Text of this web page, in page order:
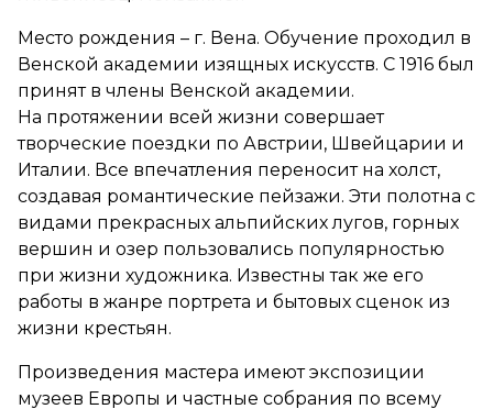
Место рождения – г. Вена. Обучение проходил в
Венской академии изящных искусств. С 1916 был
принят в члены Венской академии.
На протяжении всей жизни совершает
творческие поездки по Австрии, Швейцарии и
Италии. Все впечатления переносит на холст,
создавая романтические пейзажи. Эти полотна с
видами прекрасных альпийских лугов, горных
вершин и озер пользовались популярностью
при жизни художника. Известны так же его
работы в жанре портрета и бытовых сценок из
жизни крестьян.
Произведения мастера имеют экспозиции
музеев Европы и частные собрания по всему